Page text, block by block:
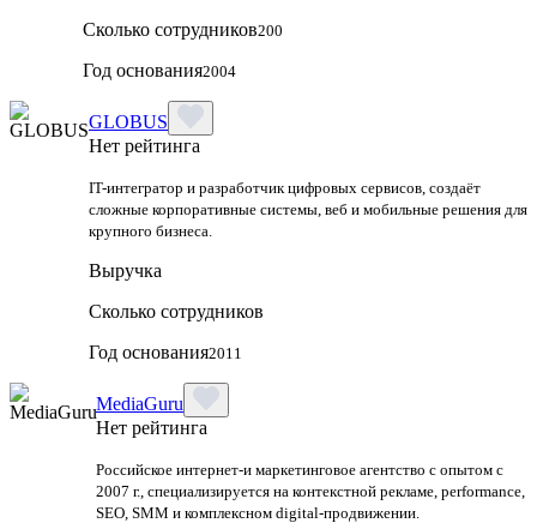
Сколько сотрудников200
Год основания2004
GLOBUS
Нет рейтинга
IT-интегратор и разработчик цифровых сервисов, создаёт
сложные корпоративные системы, веб и мобильные решения для
крупного бизнеса.
Выручка
Сколько сотрудников
Год основания2011
MediaGuru
Нет рейтинга
Российское интернет-и маркетинговое агентство с опытом с
2007 г., специализируется на контекстной рекламе, performance,
SEO, SMM и комплексном digital-продвижении.